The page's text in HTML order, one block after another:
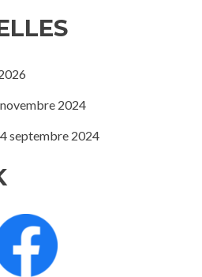
2024
4 septembre 2024